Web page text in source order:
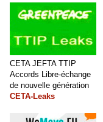
CETA JEFTA TTIP
Accords Libre-échange
de nouvelle génération
CETA-Leaks